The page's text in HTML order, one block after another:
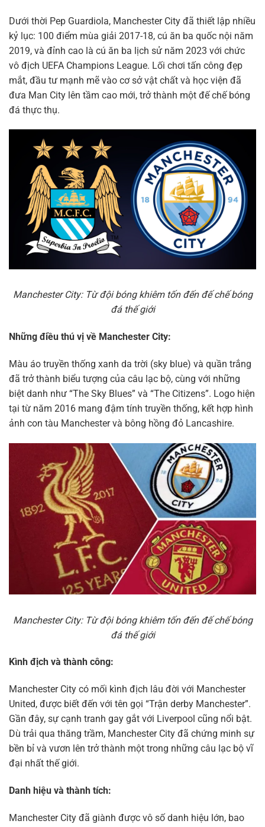
Dưới thời Pep Guardiola, Manchester City đã thiết lập nhiều
kỷ lục: 100 điểm mùa giải 2017-18, cú ăn ba quốc nội năm
2019, và đỉnh cao là cú ăn ba lịch sử năm 2023 với chức
vô địch UEFA Champions League. Lối chơi tấn công đẹp
mắt, đầu tư mạnh mẽ vào cơ sở vật chất và học viện đã
đưa Man City lên tầm cao mới, trở thành một đế chế bóng
đá thực thụ.
Manchester City: Từ đội bóng khiêm tốn đến đế chế bóng
đá thế giới
Những điều thú vị về Manchester City:
Màu áo truyền thống xanh da trời (sky blue) và quần trắng
đã trở thành biểu tượng của câu lạc bộ, cùng với những
biệt danh như “The Sky Blues” và “The Citizens”. Logo hiện
tại từ năm 2016 mang đậm tính truyền thống, kết hợp hình
ảnh con tàu Manchester và bông hồng đỏ Lancashire.
Manchester City: Từ đội bóng khiêm tốn đến đế chế bóng
đá thế giới
Kình địch và thành công:
Manchester City có mối kình địch lâu đời với Manchester
United, được biết đến với tên gọi “Trận derby Manchester”.
Gần đây, sự cạnh tranh gay gắt với Liverpool cũng nổi bật.
Dù trải qua thăng trầm, Manchester City đã chứng minh sự
bền bỉ và vươn lên trở thành một trong những câu lạc bộ vĩ
đại nhất thế giới.
Danh hiệu và thành tích:
Manchester City đã giành được vô số danh hiệu lớn, bao